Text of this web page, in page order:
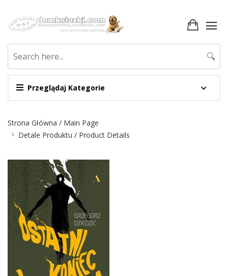
Przeglądaj Kategorie
🔍
Strona Główna / Main Page
Detale Produktu / Product Details